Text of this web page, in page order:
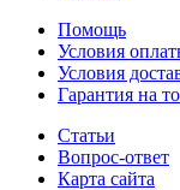
Помощь
Условия
Условия
Гарантия на
Статьи
Вопрос-ответ
Карта сайта